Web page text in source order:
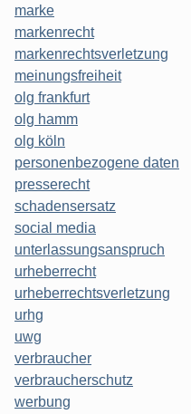
marke
markenrecht
markenrechtsverletzung
meinungsfreiheit
olg frankfurt
olg hamm
olg köln
personenbezogene daten
presserecht
schadensersatz
social media
unterlassungsanspruch
urheberrecht
urheberrechtsverletzung
urhg
uwg
verbraucher
verbraucherschutz
werbung